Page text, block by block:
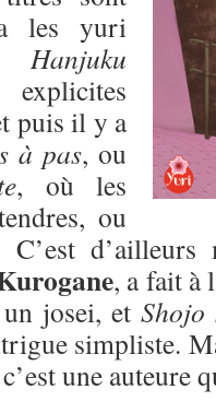
les yuri
Hanjuku
puis il y a
à pas, ou
, où les
ou
d’ailleurs
, a fait à
josei, et Shojo
simpliste.
une auteure